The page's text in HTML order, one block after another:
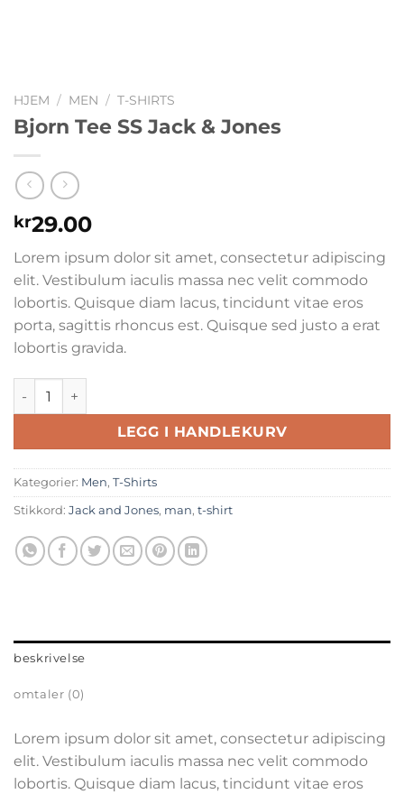
HJEM / MEN / T-SHIRTS
Bjorn Tee SS Jack & Jones
kr29.00
Lorem ipsum dolor sit amet, consectetur adipiscing
elit. Vestibulum iaculis massa nec velit commodo
lobortis. Quisque diam lacus, tincidunt vitae eros
porta, sagittis rhoncus est. Quisque sed justo a erat
lobortis gravida.
Bjorn Tee SS Jack & Jones antall
LEGG I HANDLEKURV
Kategorier: Men, T-Shirts
Stikkord: Jack and Jones, man, t-shirt
beskrivelse
omtaler (0)
Lorem ipsum dolor sit amet, consectetur adipiscing
elit. Vestibulum iaculis massa nec velit commodo
lobortis. Quisque diam lacus, tincidunt vitae eros